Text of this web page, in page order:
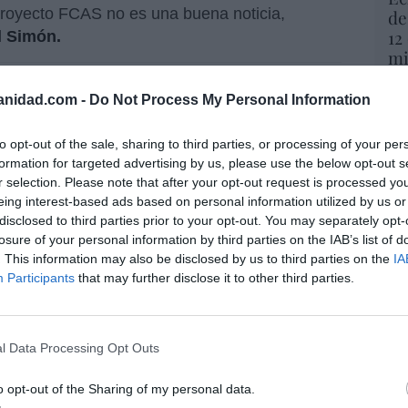
- Do Not Process My Personal Information
opt-out of the sale, sharing to third parties, or processing of your
for targeted advertising by us, please use the below opt-out
selection. Please note that after your opt-out request is processed
interest-based ads based on personal information utilized by us
to third parties prior to your opt-out. You may separately
of your personal information by third parties on the IAB’s list of
This information may also be disclosed by us to third parties on the
Participants that may further disclose it to other third parties.
Data Processing Opt Outs
opt-out of the Sharing of my personal data.
FCAS no es una buena noticia,
Simón.
Simón deja abierta la operación abyecta:
en cada momento”
este artículo?
destacado de Hispanidad
legales
y